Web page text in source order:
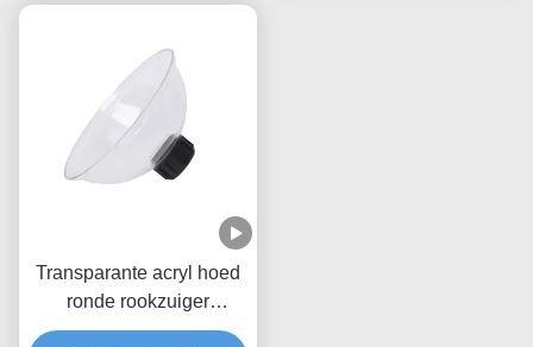
Transparante acryl hoed
ronde rookzuiger
spuitstuk CE-certificering